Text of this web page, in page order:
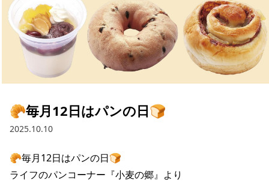
Contact us in English
🥐毎月12日はパンの日🍞
2025.10.10
🥐毎月12日はパンの日🍞
ライフのパンコーナー『小麦の郷』より